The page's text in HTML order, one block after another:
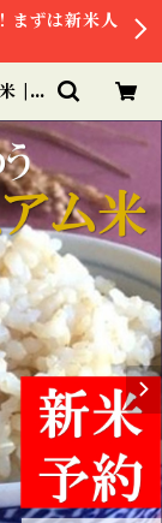
まずは新米人
|